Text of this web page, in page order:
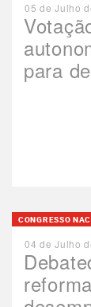
para
05 de Julho
CONGRESSO
04 de Julho